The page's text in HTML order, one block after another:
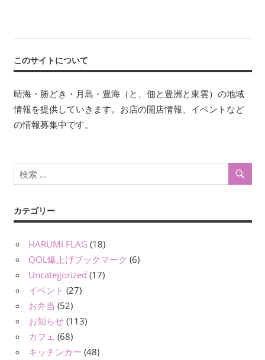
このサイトについて
晴海・勝どき・月島・豊海（と、佃と豊洲と東雲）の地域
情報を提供していきます。お店の開店情報、イベントなど
の情報募集中です。
カテゴリー
HARUMI FLAG (18)
QOL爆上げブックマーク (6)
Uncategorized (17)
イベント (27)
お弁当 (52)
お知らせ (113)
カフェ (68)
キッチンカー (48)